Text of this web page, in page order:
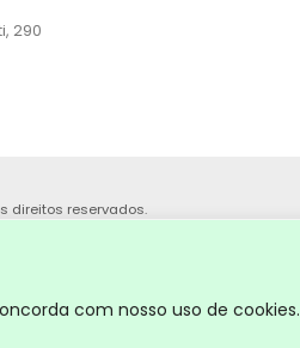
com nosso uso de cookies.
290
direitos reservados.